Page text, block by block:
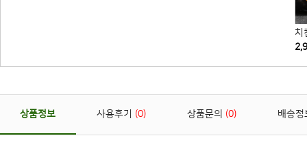
치
상품정보 사용후기 0 상품문의 0 배송정